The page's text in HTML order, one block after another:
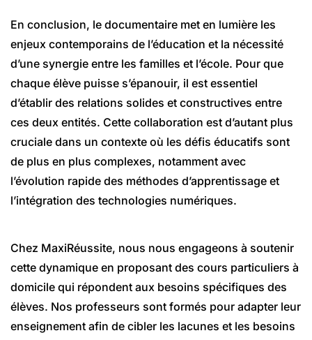
En conclusion, le documentaire met en lumière les
enjeux contemporains de l’éducation et la nécessité
d’une synergie entre les familles et l’école. Pour que
chaque élève puisse s’épanouir, il est essentiel
d’établir des relations solides et constructives entre
ces deux entités. Cette collaboration est d’autant plus
cruciale dans un contexte où les défis éducatifs sont
de plus en plus complexes, notamment avec
l’évolution rapide des méthodes d’apprentissage et
l’intégration des technologies numériques.
Chez MaxiRéussite, nous nous engageons à soutenir
cette dynamique en proposant des cours particuliers à
domicile qui répondent aux besoins spécifiques des
élèves. Nos professeurs sont formés pour adapter leur
enseignement afin de cibler les lacunes et les besoins